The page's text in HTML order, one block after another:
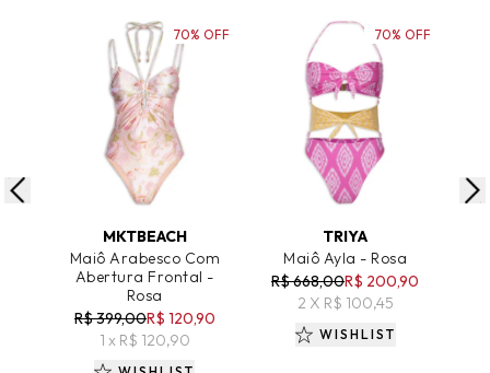
ADICIONAR AO CARRINHO
MKTBEACH
Maiô Arabesco Com
Abertura Frontal -
Rosa
R$ 399,00R$ 120,90
1 x R$ 120,90
70% OFF
ADICIONAR AO CARRINHO
TRIYA
Maiô Ayla - Rosa
R$ 668,00R$ 200,90
2 X R$ 100,45
70% OFF
WISHLIST